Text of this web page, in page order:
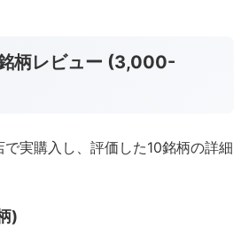
柄レビュー (3,000-
で実購入し、評価した10銘柄の詳細
)